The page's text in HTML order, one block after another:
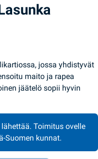
jossa yhdistyvät
maito ja rapea
jäätelö sopii hyvin
Toimitus ovelle
Suomen kunnat.